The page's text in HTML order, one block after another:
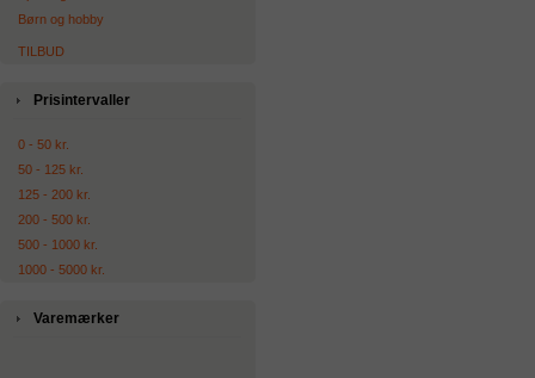
Børn og hobby
TILBUD
Prisintervaller
0 - 50 kr.
50 - 125 kr.
125 - 200 kr.
200 - 500 kr.
500 - 1000 kr.
1000 - 5000 kr.
Varemærker